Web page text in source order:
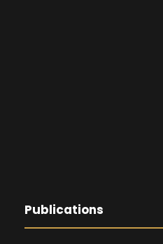
Publications